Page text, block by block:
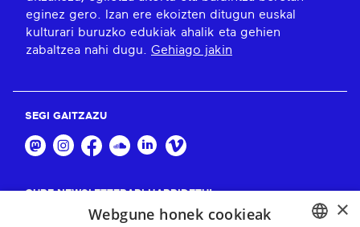
eginez gero. Izan ere ekoizten ditugun euskal
kulturari buruzko edukiak ahalik eta gehien
zabaltzea nahi dugu. Gehiago jakin
SEGI GAITZAZU
GURE NEWSLETTERARI HARPIDETU!
×
Webgune honek cookieak